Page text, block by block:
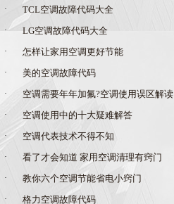
· TCL空调故障代码大全
· LG空调故障代码大全
· 怎样让家用空调更好节能
· 美的空调故障代码
· 空调需要年年加氟?空调使用误区解读
· 空调使用中的十大疑难解答
· 空调代表技术不得不知
· 看了才会知道 家用空调清理有窍门
· 教你六个空调节能省电小窍门
· 格力空调故障代码